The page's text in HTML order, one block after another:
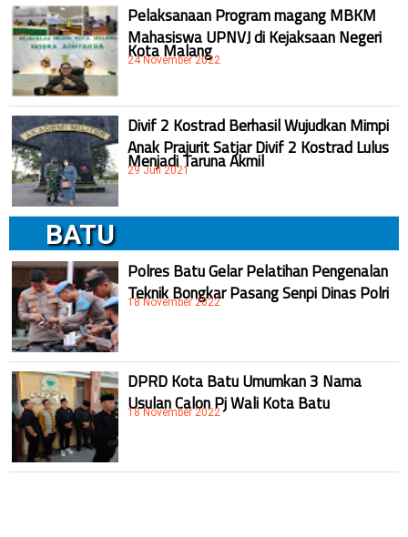
Pelaksanaan Program magang MBKM
Mahasiswa UPNVJ di Kejaksaan Negeri
Kota Malang
24 November 2022
Divif 2 Kostrad Berhasil Wujudkan Mimpi
Anak Prajurit Satjar Divif 2 Kostrad Lulus
Menjadi Taruna Akmil
29 Juli 2021
BATU
Polres Batu Gelar Pelatihan Pengenalan
Teknik Bongkar Pasang Senpi Dinas Polri
18 November 2022
DPRD Kota Batu Umumkan 3 Nama
Usulan Calon Pj Wali Kota Batu
18 November 2022